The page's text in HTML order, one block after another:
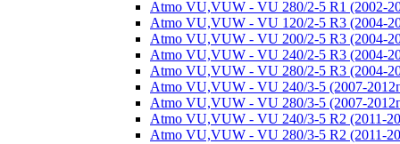
Atmo VU,VUW - VU 280/2-5 R1 (2002-
Atmo VU,VUW - VU 120/2-5 R3 (2004-
Atmo VU,VUW - VU 200/2-5 R3 (2004-
Atmo VU,VUW - VU 240/2-5 R3 (2004-
Atmo VU,VUW - VU 280/2-5 R3 (2004-
Atmo VU,VUW - VU 240/3-5 (2007-
Atmo VU,VUW - VU 280/3-5 (2007-
Atmo VU,VUW - VU 240/3-5 R2 (2011-
Atmo VU,VUW - VU 280/3-5 R2 (2011-